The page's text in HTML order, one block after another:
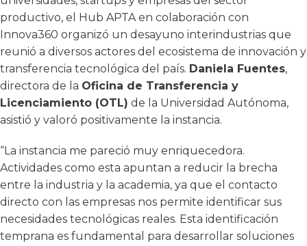
productivo, el Hub APTA en colaboración con
Innova360 organizó un desayuno interindustrias que
reunió a diversos actores del ecosistema de innovación y
transferencia tecnológica del país. Daniela Fuentes,
directora de la Oficina de Transferencia y
Licenciamiento (OTL) de la Universidad Autónoma,
asistió y valoró positivamente la instancia.
“La instancia me pareció muy enriquecedora.
Actividades como esta apuntan a reducir la brecha
entre la industria y la academia, ya que el contacto
directo con las empresas nos permite identificar sus
necesidades tecnológicas reales. Esta identificación
temprana es fundamental para desarrollar soluciones